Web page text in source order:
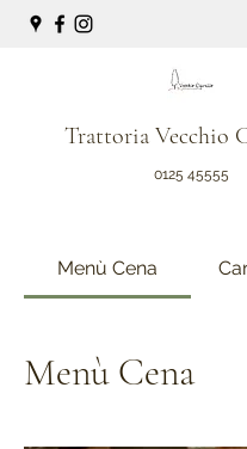
Trattoria Vecchio
0125 45555
Menù Cena
Menù Cena